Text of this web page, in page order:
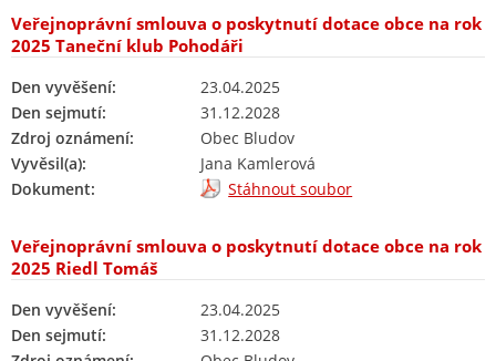
Veřejnoprávní smlouva o poskytnutí dotace obce na rok
2025 Taneční klub Pohodáři
Den vyvěšení:
23.04.2025
Den sejmutí:
31.12.2028
Zdroj oznámení:
Obec Bludov
Vyvěsil(a):
Jana Kamlerová
Dokument:
Stáhnout soubor
Veřejnoprávní smlouva o poskytnutí dotace obce na rok
2025 Riedl Tomáš
Den vyvěšení:
23.04.2025
Den sejmutí:
31.12.2028